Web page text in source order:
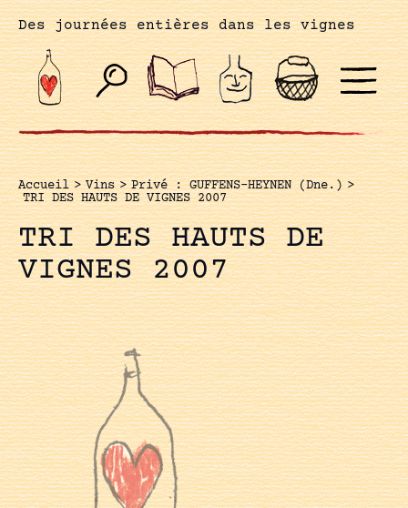
Des journées entières dans les vignes
Accueil > Vins > Privé : GUFFENS-HEYNEN (Dne.) >
TRI DES HAUTS DE VIGNES 2007
TRI DES HAUTS DE
VIGNES 2007